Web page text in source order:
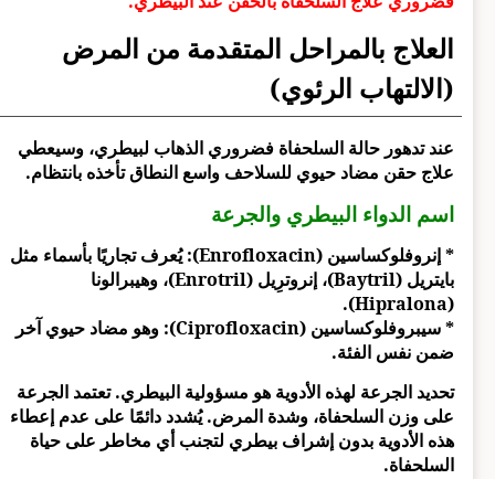
العلاج بالمراحل المتقدمة من المرض
(الالتهاب الرئوي)
عند تدهور حالة السلحفاة فضروري الذهاب لبيطري، وسيعطي
علاج حقن مضاد حيوي للسلاحف واسع النطاق تأخذه بانتظام.
اسم الدواء البيطري والجرعة
* إنروفلوكساسين (Enrofloxacin): يُعرف تجاريًا بأسماء مثل
بايتريل (Baytril)، إنروترِيل (Enrotril)، وهيبرالونا
* سيبروفلوكساسين (Ciprofloxacin): وهو مضاد حيوي آخر
ضمن نفس الفئة.
تحديد الجرعة لهذه الأدوية هو مسؤولية البيطري. تعتمد الجرعة
على وزن السلحفاة، وشدة المرض. يُشدد دائمًا على عدم إعطاء
هذه الأدوية بدون إشراف بيطري لتجنب أي مخاطر على حياة
السلحفاة.